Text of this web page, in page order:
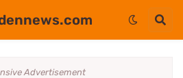
Advertisement